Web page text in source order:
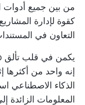
من بين جميع أدوات
كقوة لإدارة
التعاون في
يكمن في قلب تألق ClickUp ما يلي
إنه واحد من أكثرها
الذكاء الاصطناعي
المعلومات الزائدة